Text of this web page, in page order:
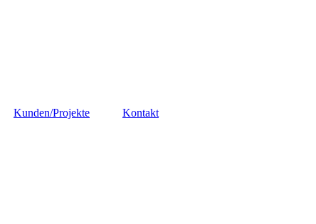
Kunden/Projekte Kontakt